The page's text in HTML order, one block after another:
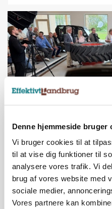
Denne hjemmeside bruger
Vi bruger cookies til at
til at vise dig funktioner til
analysere vores trafik. Vi
brug af vores website med
sociale medier,
Vores partnere kan
Ejer eller medejer?
landbrugets